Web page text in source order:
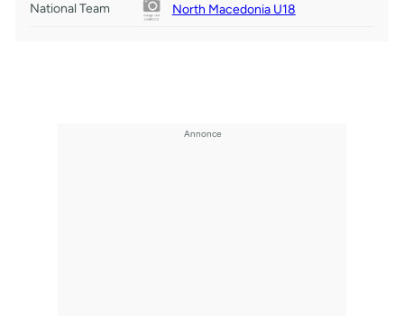
National Team North Macedonia U18